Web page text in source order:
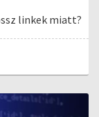
linkek miatt?